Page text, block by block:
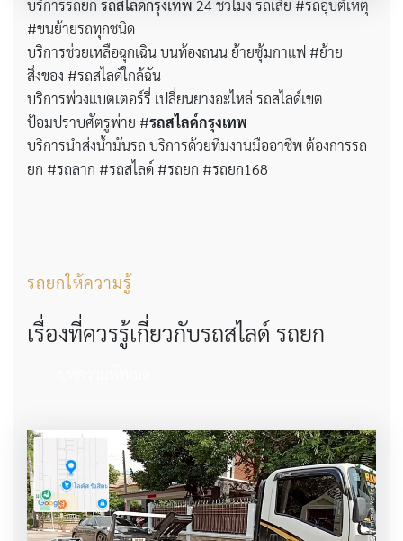
บริการรถยก รถสไลด์กรุงเทพ 24 ชั่วโมง รถเสีย #รถอุบัติเหตุ
#ขนย้ายรถทุกชนิด
บริการช่วยเหลือฉุกเฉิน บนท้องถนน ย้ายซุ้มกาแฟ #ย้าย
สิ่งของ #รถสไลด์ใกล้ฉัน
บริการพ่วงแบตเตอร์รี่ เปลี่ยนยางอะไหล่ รถสไลด์เขต
ป้อมปราบศัตรูพ่าย #รถสไลด์กรุงเทพ
บริการนำส่งน้ำมันรถ บริการด้วยทีมงานมืออาชีพ ต้องการรถ
ยก #รถลาก #รถสไลด์ #รถยก #รถยก168
รถยกให้ความรู้
เรื่องที่ควรรู้เกี่ยวกับรถสไลด์ รถยก